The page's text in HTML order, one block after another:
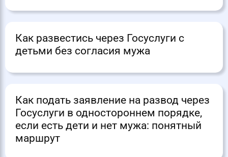
Как развестись через Госуслуги с
детьми без согласия мужа
Как подать заявление на развод через
Госуслуги в одностороннем порядке,
если есть дети и нет мужа: понятный
маршрут